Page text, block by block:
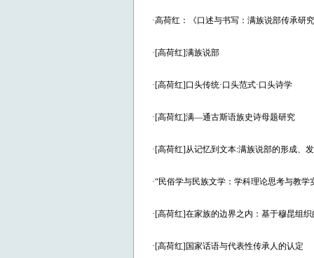
·高荷红：《口述与书写：满族说部传承研
·[高荷红]满族说部
·[高荷红]口头传统·口头范式·口头诗学
·[高荷红]满—通古斯语族史诗母题研究
·[高荷红]从记忆到文本:满族说部的形成、
·“民俗学与民族文学：学科理论思考与教学
·[高荷红]在家族的边界之内：基于穆昆组
·[高荷红]国家话语与代表性传承人的认定